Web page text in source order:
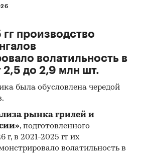
производство
волатильность в
2,5 до 2,9 млн шт.
была обусловлена чередой
рынка грилей и
, подготовленного
г, в 2021-2025 гг их
волатильность в